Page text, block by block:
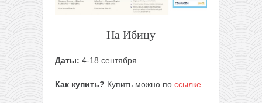
На Ибицу
Даты: 4-18 сентября.
Как купить? Купить можно по ссылке